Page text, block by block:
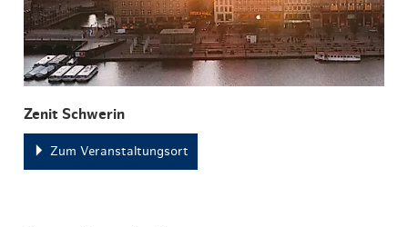
Zenit Schwerin
Zum Veranstaltungsort